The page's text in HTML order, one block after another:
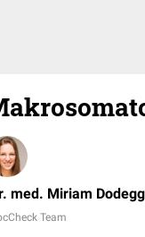
med. Miriam
Team